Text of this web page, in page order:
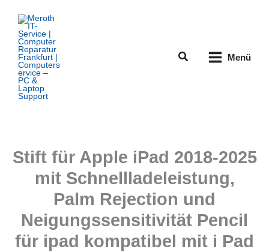
Inhalt
springen
Suchen Menü
Stift für Apple iPad 2018-2025
mit Schnellladeleistung,
Palm Rejection und
Neigungssensitivität Pencil
für ipad kompatibel mit i Pad